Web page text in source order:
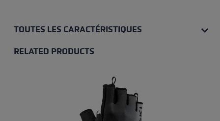
TOUTES LES CARACTÉRISTIQUES
RELATED PRODUCTS